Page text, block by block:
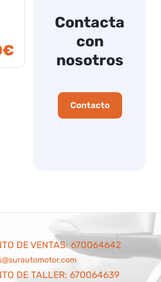
Contacta
con
nosotros
Contacto
DE VENTAS: 670064642
DE TALLER: 670064639